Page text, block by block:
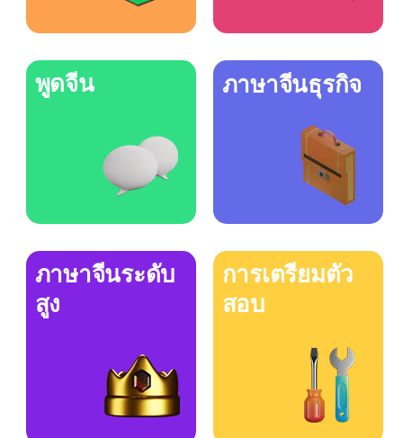
พูดจีน ภาษาจีนธุรกิจ
ภาษาจีนระดับ
สูง
การเตรียมตัว
สอบ